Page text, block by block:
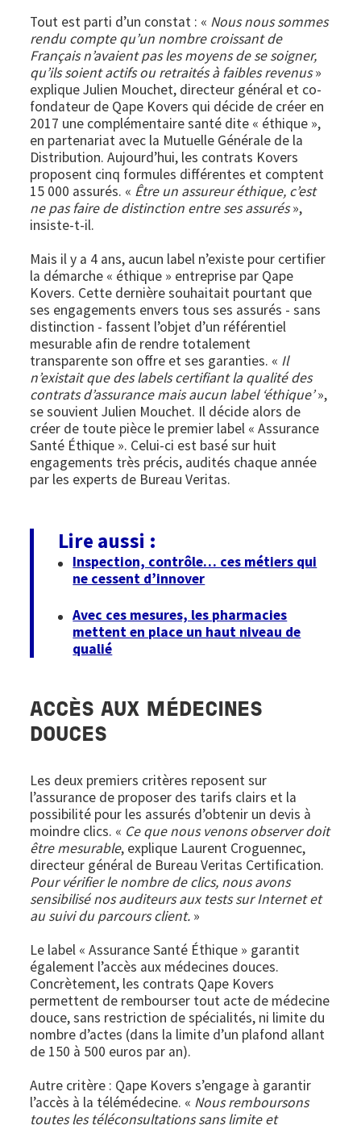
Tout est parti d’un constat : « Nous nous sommes
rendu compte qu’un nombre croissant de
Français n’avaient pas les moyens de se soigner,
qu’ils soient actifs ou retraités à faibles revenus»
explique Julien Mouchet, directeur général et co-
fondateur de Qape Kovers qui décide de créer en
2017 une complémentaire santé dite « éthique »,
en partenariat avec la Mutuelle Générale de la
Distribution. Aujourd’hui, les contrats Kovers
proposent cinq formules différentes et comptent
15 000 assurés. « Être un assureur éthique, c’est
ne pas faire de distinction entre ses assurés»,
insiste-t-il.
Mais il y a 4 ans, aucun label n’existe pour certifier
la démarche « éthique » entreprise par Qape
Kovers. Cette dernière souhaitait pourtant que
ses engagements envers tous ses assurés - sans
distinction - fassent l’objet d’un référentiel
mesurable afin de rendre totalement
transparente son offre et ses garanties. « Il
n’existait que des labels certifiant la qualité des
contrats d’assurance mais aucun label ‘éthique’»,
se souvient Julien Mouchet. Il décide alors de
créer de toute pièce le premier label « Assurance
Santé Éthique ». Celui-ci est basé sur huit
engagements très précis, audités chaque année
par les experts de Bureau Veritas.
Lire aussi :
Inspection, contrôle… ces métiers qui
ne cessent d’innover
Avec ces mesures, les pharmacies
mettent en place un haut niveau de
qualié
ACCÈS AUX MÉDECINES
DOUCES
Les deux premiers critères reposent sur
l’assurance de proposer des tarifs clairs et la
possibilité pour les assurés d’obtenir un devis à
moindre clics. « Ce que nous venons observer doit
être mesurable, explique Laurent Croguennec,
directeur général de Bureau Veritas Certification.
Pour vérifier le nombre de clics, nous avons
sensibilisé nos auditeurs aux tests sur Internet et
au suivi du parcours client. »
Le label « Assurance Santé Éthique » garantit
également l’accès aux médecines douces.
Concrètement, les contrats Qape Kovers
permettent de rembourser tout acte de médecine
douce, sans restriction de spécialités, ni limite du
nombre d’actes (dans la limite d’un plafond allant
de 150 à 500 euros par an).
Autre critère : Qape Kovers s’engage à garantir
l’accès à la télémédecine. « Nous remboursons
toutes les téléconsultations sans limite et